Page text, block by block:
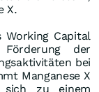
X.
Working Capital
der
bei
Manganese X
sich zu einem